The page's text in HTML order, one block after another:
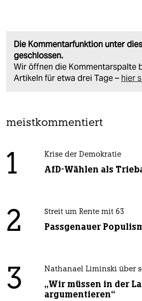
Die Kommentarfunktion unter
geschlossen.
Wir öffnen die Kommentarspalte
Artikeln für etwa drei Tage – hier
meistkommentiert
1 Krise der Demokratie
AfD-Wählen als
2 Streit um Rente mit 63
Passgenauer
3 Nathanael Liminski über
„Wir müssen in der
argumentieren“